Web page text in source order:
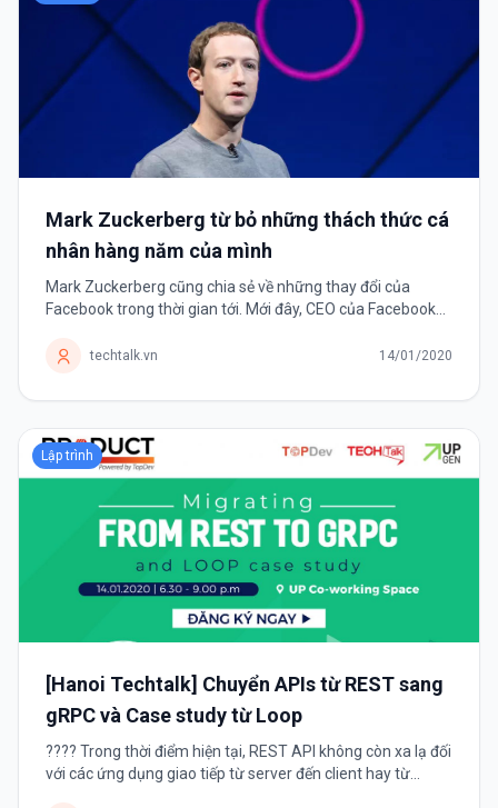
Mark Zuckerberg từ bỏ những thách thức cá
nhân hàng năm của mình
Mark Zuckerberg cũng chia sẻ về những thay đổi của
Facebook trong thời gian tới. Mới đây, CEO của Facebook
cho bản thân mình nữa. Thay...
techtalk.vn 14/01/2020
Lập trình
[Hanoi Techtalk] Chuyển APIs từ REST sang
gRPC và Case study từ Loop
???? Trong thời điểm hiện tại, REST API không còn xa lạ đối
với các ứng dụng giao tiếp từ server đến client hay từ